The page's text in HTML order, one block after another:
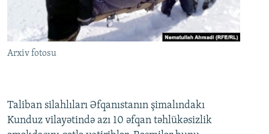
KARIKATURA
İSLAM VƏ DEMOKRATIYA
PEŞƏ ETIKASI VƏ JURNALISTIKA STANDARTLARIMIZ
XƏBƏR BÜLLETENLƏRIMIZ
BIZI IZLƏ
Arxiv fotosu
Taliban silahlıları Əfqanıstanın şimalındakı
Kunduz vilayətində azı 10 əfqan təhlükəsizlik